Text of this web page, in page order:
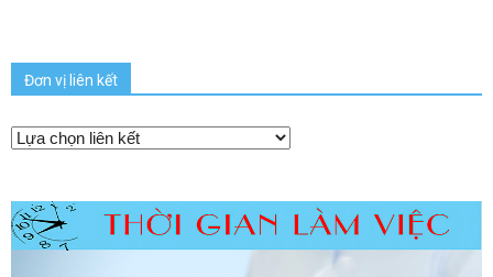
Đơn vị liên kết